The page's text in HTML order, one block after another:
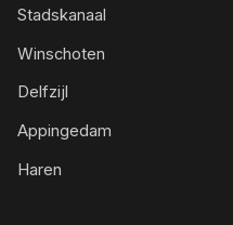
Stadskanaal
Winschoten
Delfzijl
Appingedam
Haren